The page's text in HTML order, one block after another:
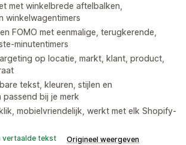
met winkelbrede aftelbalken,
winkelwagentimers
FOMO met eenmalige, terugkerende,
minutentimers
op locatie, markt, klant, product,
tekst, kleuren, stijlen en
passend bij je merk
mobielvriendelijk, werkt met elk Shopify-
vertaalde tekst Origineel weergeven